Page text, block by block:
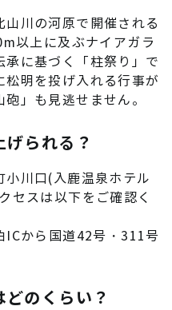
川の河原で開催される
以上に及ぶナイアガラ
に基づく「柱祭り」で
明を投げ入れる行事が
」も見逃せません。
られる？
小川口(入鹿温泉ホテル
セスは以下をご確認く
ICから国道42号・311号
のくらい？